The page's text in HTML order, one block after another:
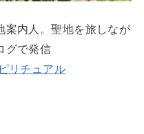
案内人。聖地を旅しなが
グで発信
リチュアル